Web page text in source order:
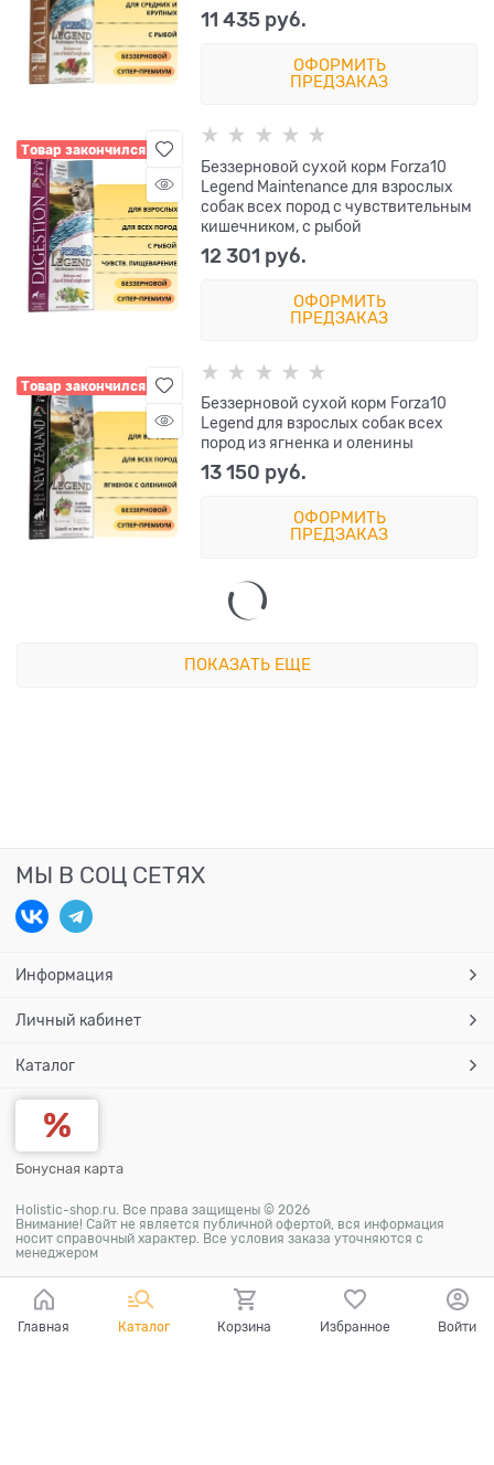
11 435 руб.
ОФОРМИТЬ
ПРЕДЗАКАЗ
Товар закончился
Беззерновой сухой корм Forza10
Legend Maintenance для взрослых
собак всех пород с чувствительным
кишечником, с рыбой
12 301 руб.
ОФОРМИТЬ
ПРЕДЗАКАЗ
Товар закончился
Беззерновой сухой корм Forza10
Legend для взрослых собак всех
пород из ягненка и оленины
13 150 руб.
ОФОРМИТЬ
ПРЕДЗАКАЗ
ПОКАЗАТЬ ЕЩЕ
МЫ В СОЦ СЕТЯХ
Информация
Личный кабинет
Каталог
Бонусная карта
Holistic-shop.ru. Все права защищены © 2026
Внимание! Сайт не является публичной офертой, вся информация
носит справочный характер. Все условия заказа уточняются с
менеджером
Главная Каталог Корзина Избранное Войти